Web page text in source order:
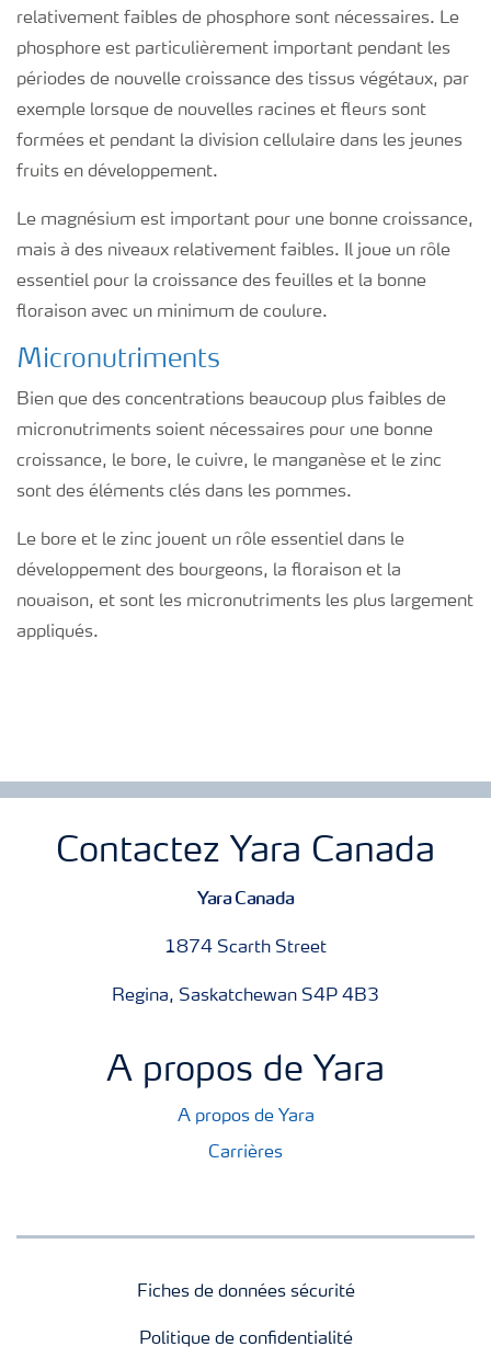
relativement faibles de phosphore sont nécessaires. Le
phosphore est particulièrement important pendant les
périodes de nouvelle croissance des tissus végétaux, par
exemple lorsque de nouvelles racines et fleurs sont
formées et pendant la division cellulaire dans les jeunes
fruits en développement.
Le magnésium est important pour une bonne croissance,
mais à des niveaux relativement faibles. Il joue un rôle
essentiel pour la croissance des feuilles et la bonne
floraison avec un minimum de coulure.
Micronutriments
Bien que des concentrations beaucoup plus faibles de
micronutriments soient nécessaires pour une bonne
croissance, le bore, le cuivre, le manganèse et le zinc
sont des éléments clés dans les pommes.
Le bore et le zinc jouent un rôle essentiel dans le
développement des bourgeons, la floraison et la
nouaison, et sont les micronutriments les plus largement
appliqués.
Contactez Yara Canada
Yara Canada
1874 Scarth Street
Regina, Saskatchewan S4P 4B3
A propos de Yara
A propos de Yara
Carrières
Fiches de données sécurité
Politique de confidentialité